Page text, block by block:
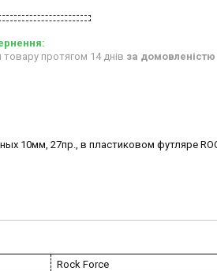
товару протягом 14 днів за домовленістю
10мм, 27пр., в пластиковом футляре
Rock Force